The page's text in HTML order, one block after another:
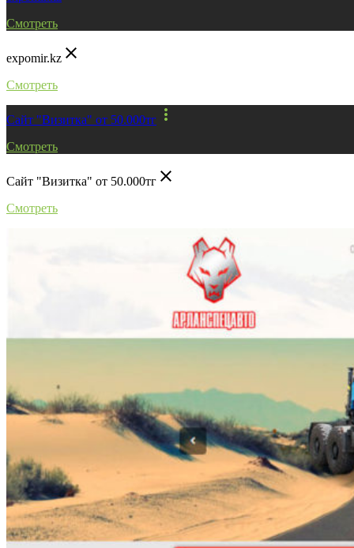
Смотреть
expomir.kz close
Смотреть
Сайт "Визитка" от 50.000тг more_vert
Смотреть
Сайт "Визитка" от 50.000тг close
Смотреть